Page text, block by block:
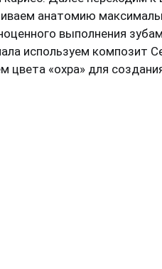
анатомию
выполнения
используем композит
цвета «охра» для